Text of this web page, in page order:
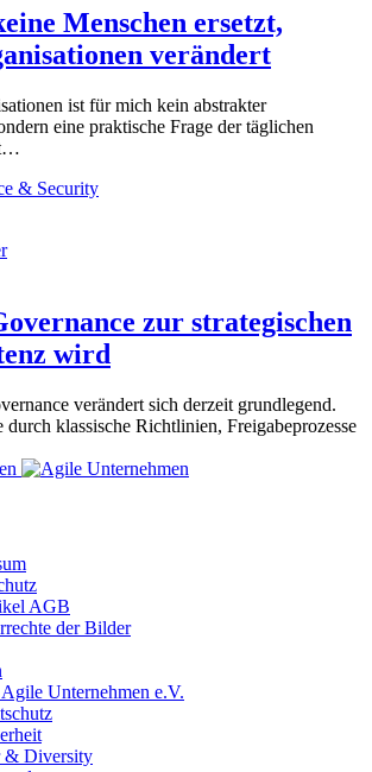
Menschen ersetzt,
verändert
ist für mich kein abstrakter
eine praktische Frage der täglichen
& Security
zur strategischen
wird
verändert sich derzeit grundlegend.
durch klassische Richtlinien, Freigabeprozesse
AGB
der Bilder
Unternehmen e.V.
& Diversity